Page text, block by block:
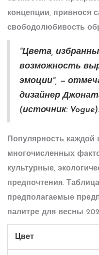
концепции, привнося
свободолюбивость
"Цвета,
возможность
эмоции", —
дизайнер
(источник: Vogue).
Популярность
многочисленных
культурные,
предпочтения.
предполагаемые
палитре для весны
Цвет